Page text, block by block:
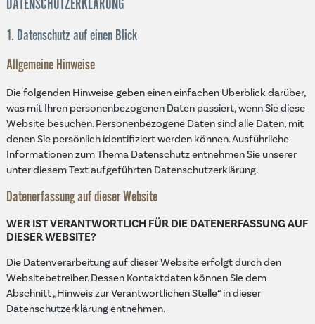
DATENSCHUTZ­ERKLÄRUNG
1. Datenschutz auf einen Blick
Allgemeine Hinweise
Die folgenden Hinweise geben einen einfachen Überblick darüber,
was mit Ihren personenbezogenen Daten passiert, wenn Sie diese
Website besuchen. Personenbezogene Daten sind alle Daten, mit
denen Sie persönlich identifiziert werden können. Ausführliche
Informationen zum Thema Datenschutz entnehmen Sie unserer
unter diesem Text aufgeführten Datenschutzerklärung.
Datenerfassung auf dieser Website
WER IST VERANTWORTLICH FÜR DIE DATENERFASSUNG AUF
DIESER WEBSITE?
Die Datenverarbeitung auf dieser Website erfolgt durch den
Websitebetreiber. Dessen Kontaktdaten können Sie dem
Abschnitt „Hinweis zur Verantwortlichen Stelle“ in dieser
Datenschutzerklärung entnehmen.